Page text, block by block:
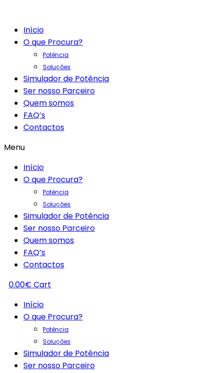
Início
O que Procura?
Potência
Soluções
Simulador de Potência
Ser nosso Parceiro
Quem somos
FAQ’s
Contactos
Menu
Início
O que Procura?
Potência
Soluções
Simulador de Potência
Ser nosso Parceiro
Quem somos
FAQ’s
Contactos
0.00€ Cart
Início
O que Procura?
Potência
Soluções
Simulador de Potência
Ser nosso Parceiro